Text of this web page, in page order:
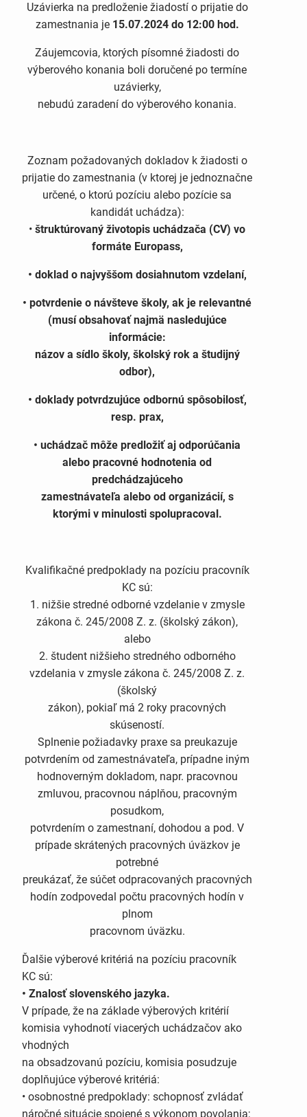
Uzávierka na predloženie žiadostí o prijatie do
zamestnania je 15.07.2024 do 12:00 hod.
Záujemcovia, ktorých písomné žiadosti do
výberového konania boli doručené po termíne
uzávierky,
nebudú zaradení do výberového konania.
Zoznam požadovaných dokladov k žiadosti o
prijatie do zamestnania (v ktorej je jednoznačne
určené, o ktorú pozíciu alebo pozície sa
kandidát uchádza):
• štruktúrovaný životopis uchádzača (CV) vo
formáte Europass,
• doklad o najvyššom dosiahnutom vzdelaní,
• potvrdenie o návšteve školy, ak je relevantné
(musí obsahovať najmä nasledujúce
informácie:
názov a sídlo školy, školský rok a študijný
odbor),
• doklady potvrdzujúce odbornú spôsobilosť,
resp. prax,
• uchádzač môže predložiť aj odporúčania
alebo pracovné hodnotenia od
predchádzajúceho
zamestnávateľa alebo od organizácií, s
ktorými v minulosti spolupracoval.
Kvalifikačné predpoklady na pozíciu pracovník
KC sú:
1. nižšie stredné odborné vzdelanie v zmysle
zákona č. 245/2008 Z. z. (školský zákon),
alebo
2. študent nižšieho stredného odborného
vzdelania v zmysle zákona č. 245/2008 Z. z.
(školský
zákon), pokiaľ má 2 roky pracovných
skúseností.
Splnenie požiadavky praxe sa preukazuje
potvrdením od zamestnávateľa, prípadne iným
hodnoverným dokladom, napr. pracovnou
zmluvou, pracovnou náplňou, pracovným
posudkom,
potvrdením o zamestnaní, dohodou a pod. V
prípade skrátených pracovných úväzkov je
potrebné
preukázať, že súčet odpracovaných pracovných
hodín zodpovedal počtu pracovných hodín v
plnom
pracovnom úväzku.
Ďalšie výberové kritériá na pozíciu pracovník
KC sú:
• Znalosť slovenského jazyka.
V prípade, že na základe výberových kritérií
komisia vyhodnotí viacerých uchádzačov ako
vhodných
na obsadzovanú pozíciu, komisia posudzuje
doplňujúce výberové kritériá:
• osobnostné predpoklady: schopnosť zvládať
náročné situácie spojené s výkonom povolania;